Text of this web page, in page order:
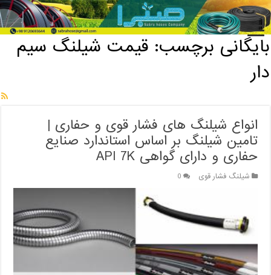
خانه / بایگانی برچسب: قیمت شیلنگ سیم دار
بایگانی برچسب:قیمت شیلنگ سیم
دار
انواع شیلنگ های فشار قوی و حفاری |
تامین شیلنگ بر اساس استاندارد صنایع
حفاری و دارای گواهی API 7K
شیلنگ فشار قوی 0